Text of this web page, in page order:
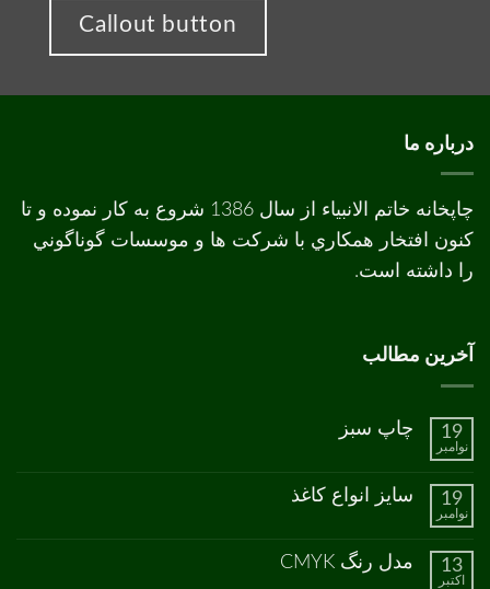
Callout button
درباره ما
چاپخانه خاتم الانبیاء از سال 1386 شروع به کار نموده و تا
کنون افتخار همکاري با شرکت ها و موسسات گوناگوني
را داشته است.
آخرین مطالب
19
نوامبر
چاپ سبز
چاپ
ثبت
نشده
19
نوامبر
سایز انواع کاغذ
سایز
نشده
13
اکتبر
مدل رنگ CMYK